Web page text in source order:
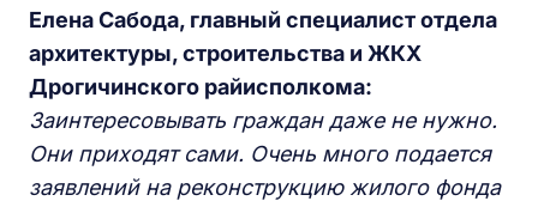
ЕленаСабода, главный специалист отдела
архитектуры, строительства и ЖКХ
Дрогичинского райисполкома:
Заинтересовывать граждан даже не нужно.
Они приходят сами. Очень много подается
заявлений на реконструкцию жилого фонда